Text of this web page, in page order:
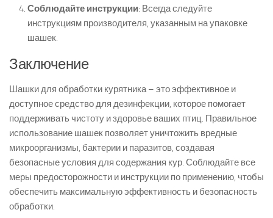
Соблюдайте инструкции: Всегда следуйте
инструкциям производителя, указанным на упаковке
шашек.
Заключение
Шашки для обработки курятника – это эффективное и
доступное средство для дезинфекции, которое помогает
поддерживать чистоту и здоровье ваших птиц. Правильное
использование шашек позволяет уничтожить вредные
микроорганизмы, бактерии и паразитов, создавая
безопасные условия для содержания кур. Соблюдайте все
меры предосторожности и инструкции по применению, чтобы
обеспечить максимальную эффективность и безопасность
обработки.